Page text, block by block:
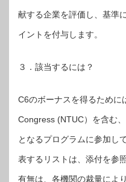
献する企業を評価し、基準
イントを付与します。
３．該当するには？
C6のボーナスを得るために
Congress (NTUC）を含む
となるプログラムに参加し
表するリストは、添付を参
有無は、各機関の裁量によ